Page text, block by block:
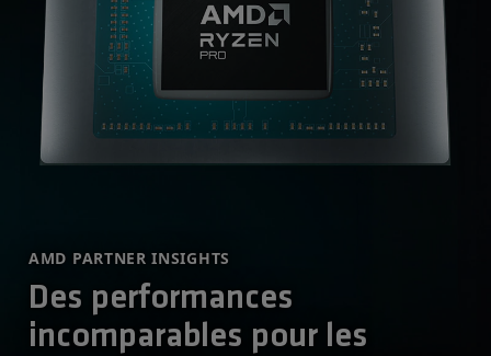
AMD PARTNER INSIGHTS
Des performances
incomparables pour les